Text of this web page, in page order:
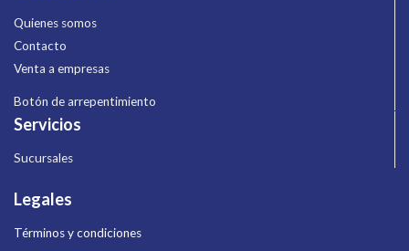
Quienes somos
Contacto
Venta a empresas
Botón de arrepentimiento
Servicios
Sucursales
Legales
Términos y condiciones